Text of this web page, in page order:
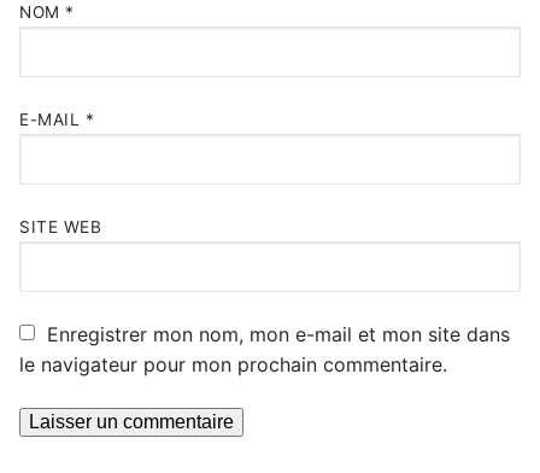
NOM *
E-MAIL *
SITE WEB
Enregistrer mon nom, mon e-mail et mon site dans
le navigateur pour mon prochain commentaire.